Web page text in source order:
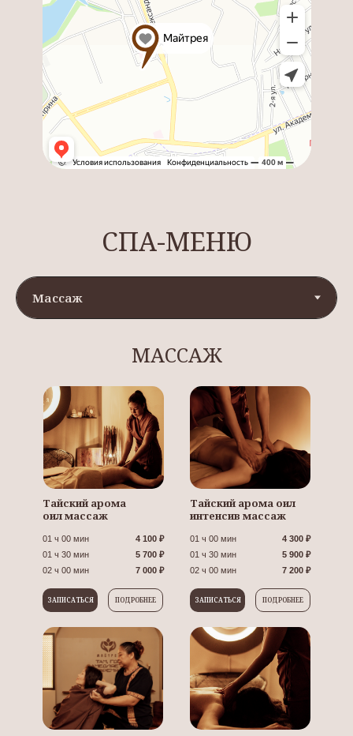
СПА-МЕНЮ
МАССАЖ
Тайский арома
оил массаж
01 ч 00 мин
01 ч 30 мин
02 ч 00 мин
4 100 ₽
5 700 ₽
7 000 ₽
Тайский арома оил
интенсив массаж
01 ч 00 мин
01 ч 30 мин
02 ч 00 мин
4 300 ₽
5 900 ₽
7 200 ₽
ЗАПИСАТЬСЯ ЗАПИСАТЬСЯ
ПОДРОБНЕЕ ПОДРОБНЕЕ